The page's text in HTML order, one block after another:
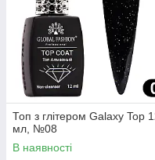
Топ з глітером Galaxy Top
мл, №08
В наявності